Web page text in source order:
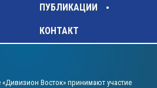
ПУБЛИКАЦИИ
КОНТАКТ
«Дивизион Восток» принимают участие